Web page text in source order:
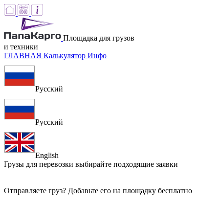
Площадка для грузов
и техники
ГЛАВНАЯ Калькулятор Инфо
Русский
Русский
English
Грузы для перевозки выбирайте подходящие заявки
Отправляете груз? Добавьте его на площадку бесплатно